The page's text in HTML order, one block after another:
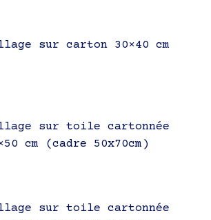
sur carton 30×40 cm
sur toile cartonnée
cm (cadre 50x70cm)
sur toile cartonnée